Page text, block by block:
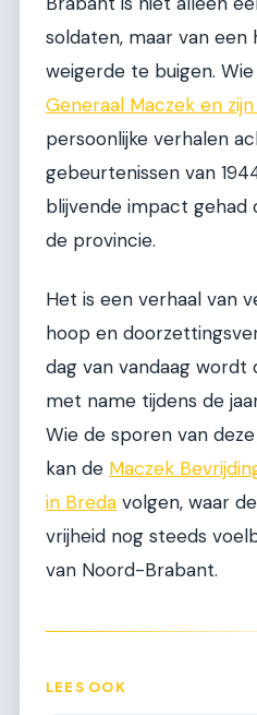
soldaten, maar van een
weigerde te buigen.
Generaal Maczek en
persoonlijke verhalen
gebeurtenissen van
blijvende impact gehad
de provincie.
Het is een verhaal van
hoop en
dag van vandaag wordt
met name tijdens de
Wie de sporen van
kan de Maczek
in Breda volgen, waar
vrijheid nog steeds
van Noord-Brabant.
LEES OOK